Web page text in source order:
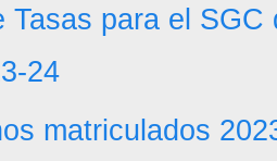
Tasas para el SGC
24
matriculados